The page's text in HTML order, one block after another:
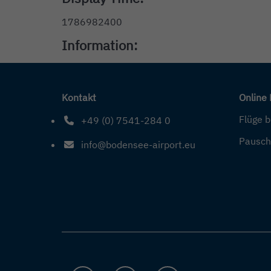
1786982400
Information:
Kontakt
+49 (0) 7541-284 0
Telefonnummer: 4 9 0 7 5 4 1 2 8 4 0
info@bodensee-airport.eu
E-Mail Adresse: info@bodensee-airport.eu
Online
Flüge